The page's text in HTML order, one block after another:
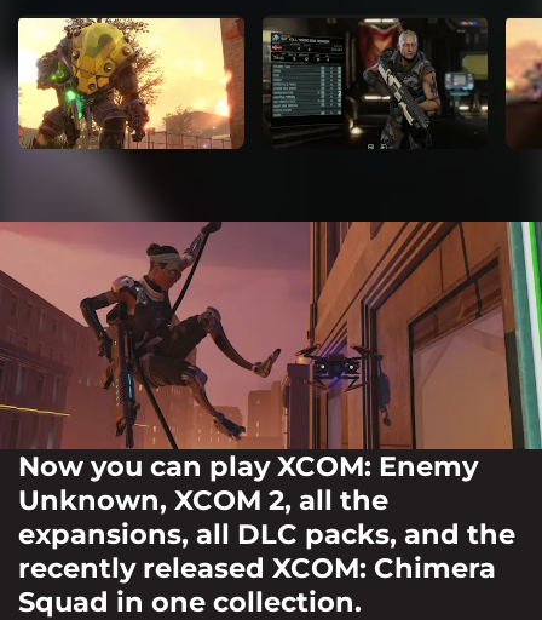
Now you can play XCOM: Enemy
Unknown, XCOM 2, all the
expansions, all DLC packs, and the
recently released XCOM: Chimera
Squad in one collection.